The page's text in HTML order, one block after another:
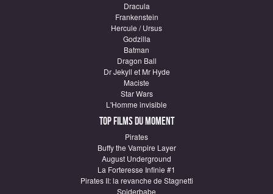
Dracula
Frankenstein
Hercule / Ursus
Godzilla
Batman
Dragon Ball
Dr Jekyll et Mr Hyde
Maciste
Star Wars
L'Homme invisible
Top Films du moment
Pirates
Buffy the Vampire Layer
August Underground
La Forteresse Infinie #1
Pirates II: la revanche de Stagnetti
Spiderbabe